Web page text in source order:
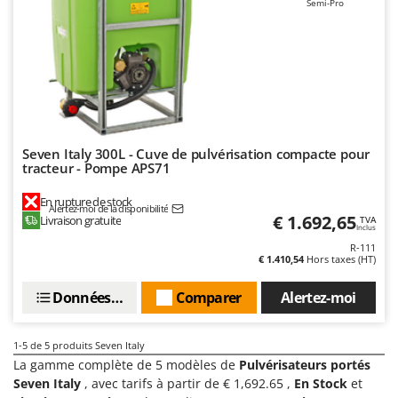
Machines pour la transformation des fruits
Machines sous vide
Motobineuses
Motoculteurs
Motofaucheuses
Motopompes pour irrigation
Moulins à céréales électriques
Moulins à farine
N
Nettoyeurs tapis, moquettes et tapisseries
P
Peignes vibreurs et Secoueurs à olives
Pelles rétros pour tracteur
FARMER
FBC
Ferrari Group
Ferroni
Ferrua
FIAC
FIEM
Fimar
Fiskars
Fontana Forni
Forest Master
Semi-Pro
Seven Italy 300L - Cuve de pulvérisation compacte pour
tracteur - Pompe APS71
En rupture de stock
Alertez-moi de la disponibilité
Livraison gratuite € 1.692,65 TVA
Inclus
R-111
€ 1.410,54Hors taxes (HT)
Alertez-moi
Comparer
Données techniques
1-5 de 5 produits Seven Italy
La gamme complète de 5 modèles de Pulvérisateurs portés
Seven Italy , avec tarifs à partir de € 1,692.65 , En Stock et